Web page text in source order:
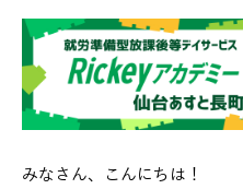
みなさん、こんにちは！